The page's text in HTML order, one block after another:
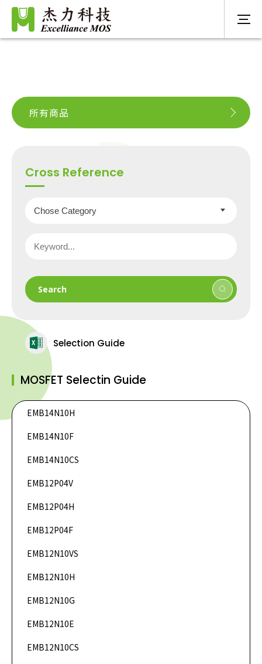
所有商品
Cross Reference
Search
Selection Guide
MOSFET Selectin Guide
EMB14N10H
DataSheet
EMB14N10F
DataSheet
EMB14N10CS
DataSheet
EMB12P04V
DataSheet
EMB12P04H
DataSheet
EMB12P04F
DataSheet
EMB12N10VS
DataSheet
EMB12N10H
DataSheet
EMB12N10G
DataSheet
EMB12N10E
DataSheet
EMB12N10CS
DataSheet
DataSheet